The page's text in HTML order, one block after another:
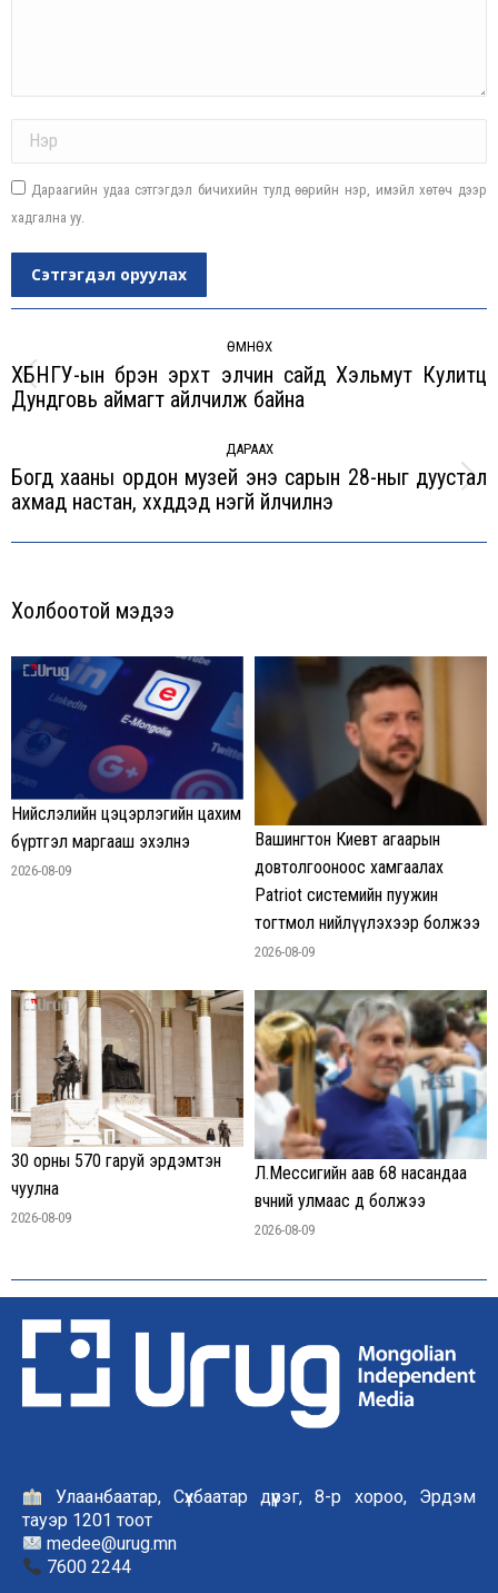
Дараагийн удаа сэтгэгдэл бичихийн тулд өөрийн нэр, имэйл хөтөч дээр
хадгална уу.
Сэтгэгдэл оруулах
ӨМНӨХ
Previous
ХБНГУ-ын бүрэн эрхт элчин сайд Хэльмут Кулитц
Дундговь аймагт айлчилж байна
ДАРААХ
Next
Богд хааны ордон музей энэ сарын 28-ныг дуустал
ахмад настан, хүүхдүүдэд үнэгүй үйлчилнэ
Холбоотой мэдээ
Нийслэлийн цэцэрлэгийн цахим
бүртгэл маргааш эхэлнэ
2026-08-09
Вашингтон Киевт агаарын
довтолгооноос хамгаалах
Patriot системийн пуужин
тогтмол нийлүүлэхээр болжээ
2026-08-09
30 орны 570 гаруй эрдэмтэн
чуулна
2026-08-09
Л.Мессигийн аав 68 насандаа
өвчний улмаас өөд болжээ
2026-08-09
Улаанбаатар, Сүхбаатар дүүрэг, 8-р хороо, Эрдэм
тауэр 1201 тоот
medee@urug.mn
7600 2244